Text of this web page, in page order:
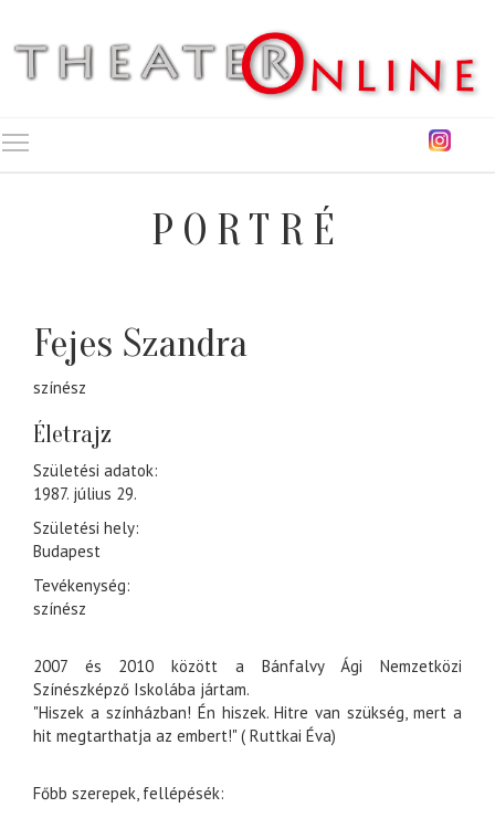
PORTRÉ
Fejes Szandra
színész
Életrajz
Születési adatok:
1987. július 29.
Születési hely:
Budapest
Tevékenység:
színész
2007 és 2010 között a Bánfalvy Ági Nemzetközi
Színészképző Iskolába jártam.
"Hiszek a színházban! Én hiszek. Hitre van szükség, mert a
hit megtarthatja az embert!" ( Ruttkai Éva)
Főbb szerepek, fellépésék: